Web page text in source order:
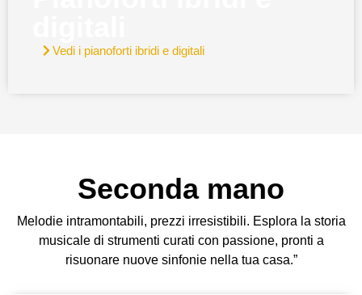
Vedi i pianoforti ibridi e digitali
Seconda mano
Melodie intramontabili, prezzi irresistibili. Esplora la storia
musicale di strumenti curati con passione, pronti a
risuonare nuove sinfonie nella tua casa.”